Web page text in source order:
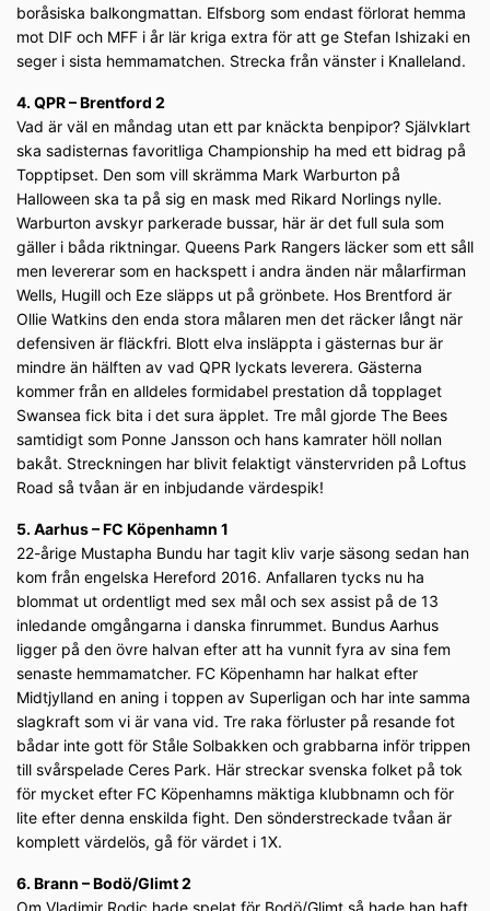
boråsiska balkongmattan. Elfsborg som endast förlorat hemma
mot DIF och MFF i år lär kriga extra för att ge Stefan Ishizaki en
seger i sista hemmamatchen. Strecka från vänster i Knalleland.
4. QPR – Brentford 2
Vad är väl en måndag utan ett par knäckta benpipor? Självklart
ska sadisternas favoritliga Championship ha med ett bidrag på
Topptipset. Den som vill skrämma Mark Warburton på
Halloween ska ta på sig en mask med Rikard Norlings nylle.
Warburton avskyr parkerade bussar, här är det full sula som
gäller i båda riktningar. Queens Park Rangers läcker som ett såll
men levererar som en hackspett i andra änden när målarfirman
Wells, Hugill och Eze släpps ut på grönbete. Hos Brentford är
Ollie Watkins den enda stora målaren men det räcker långt när
defensiven är fläckfri. Blott elva insläppta i gästernas bur är
mindre än hälften av vad QPR lyckats leverera. Gästerna
kommer från en alldeles formidabel prestation då topplaget
Swansea fick bita i det sura äpplet. Tre mål gjorde The Bees
samtidigt som Ponne Jansson och hans kamrater höll nollan
bakåt. Streckningen har blivit felaktigt vänstervriden på Loftus
Road så tvåan är en inbjudande värdespik!
5. Aarhus – FC Köpenhamn 1
22-årige Mustapha Bundu har tagit kliv varje säsong sedan han
kom från engelska Hereford 2016. Anfallaren tycks nu ha
blommat ut ordentligt med sex mål och sex assist på de 13
inledande omgångarna i danska finrummet. Bundus Aarhus
ligger på den övre halvan efter att ha vunnit fyra av sina fem
senaste hemmamatcher. FC Köpenhamn har halkat efter
Midtjylland en aning i toppen av Superligan och har inte samma
slagkraft som vi är vana vid. Tre raka förluster på resande fot
bådar inte gott för Ståle Solbakken och grabbarna inför trippen
till svårspelade Ceres Park. Här streckar svenska folket på tok
för mycket efter FC Köpenhamns mäktiga klubbnamn och för
lite efter denna enskilda fight. Den sönderstreckade tvåan är
komplett värdelös, gå för värdet i 1X.
6. Brann – Bodö/Glimt 2